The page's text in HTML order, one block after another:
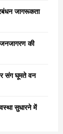
जागरूकता
जनजागरण की
संग घूमते वन
सुधारने में